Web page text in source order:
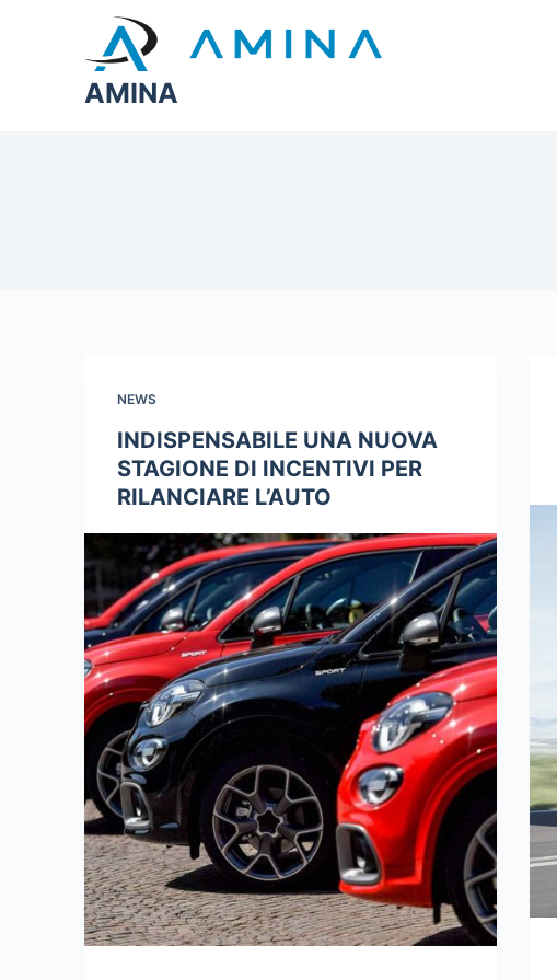
AMINA
NEWS
INDISPENSABILE UNA NUOVA
STAGIONE DI INCENTIVI PER
RILANCIARE L’AUTO